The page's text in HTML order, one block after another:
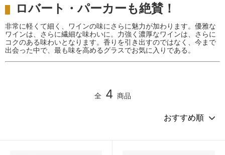
ロバート・パーカーも絶賛！
非常に軽くて細く、ワインの味にさらに魅力が加わります。優雅な
ワインは、さらに繊細な味わいに。力強く濃厚なワインは、さらに
コクのある味わいとなります。香りを引き出すのではなく、今まで
出会った中で、最も味を高めるグラスでお気に入りである。
全 4 商品